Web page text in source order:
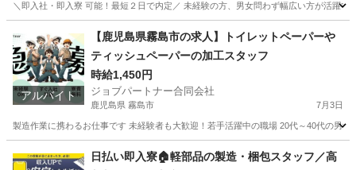
＼即入社・即入寮 可能！最短２日で内定／ 未経験の方、男女問わず幅広い方が活躍
工場 未経験
アルバイト
【鹿児島県霧島市の求人】トイレットペーパーや
ティッシュペーパーの加工スタッフ
時給1,450円
ジョブパートナー合同会社
鹿児島県 霧島市 7月3日
製造作業に携わるお仕事です 未経験者も大歓迎！若手活躍中の職場 20代～40代の
工場 スタッフ
日払い即入寮🏠軽部品の製造・梱包スタッフ／高